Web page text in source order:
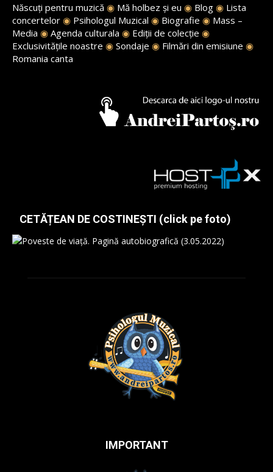
Născuți pentru muzică ◉ Mă holbez și eu ◉ Blog ◉ Lista
concertelor ◉ Psihologul Muzical ◉ Biografie ◉ Mass –
Media ◉ Agenda culturala ◉ Ediții de colecție ◉
Exclusivitățile noastre ◉ Sondaje ◉ Filmări din emisiune ◉
Romania canta
CETĂȚEAN DE COSTINEȘTI (click pe foto)
IMPORTANT